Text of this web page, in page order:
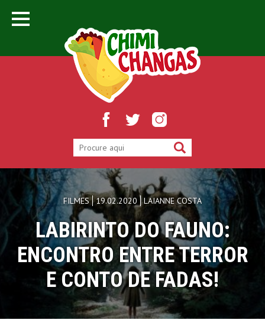
FILMES 19.02.2020 LAIANNE COSTA
LABIRINTO DO FAUNO:
ENCONTRO ENTRE TERROR
E CONTO DE FADAS!